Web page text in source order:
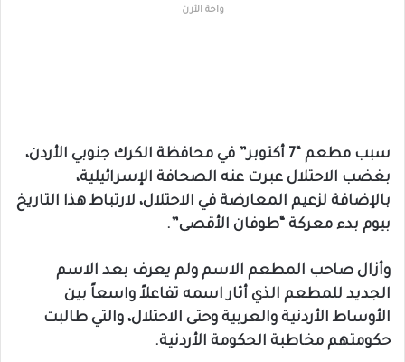
واحة الأرن
سبب مطعم “7 أكتوبر” في محافظة الكرك جنوبي الأردن،
بغضب الاحتلال عبرت عنه الصحافة الإسرائيلية،
بالإضافة لزعيم المعارضة في الاحتلال، لارتباط هذا التاريخ
بيوم بدء معركة “طوفان الأقصى”.
وأزال صاحب المطعم الاسم ولم يعرف بعد الاسم
الجديد للمطعم الذي أثار اسمه تفاعلاً واسعاً بين
الأوساط الأردنية والعربية وحتى الاحتلال، والتي طالبت
حكومتهم مخاطبة الحكومة الأردنية.